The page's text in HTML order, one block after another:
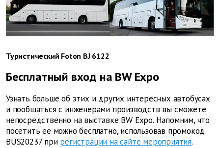
Туристический Foton BJ 6122
Бесплатный вход на BW Expo
Узнать больше об этих и других интересных автобусах
и пообщаться с инженерами производств вы сможете
непосредственно на выставке BW Expo. Напомним, что
посетить ее можно бесплатно, использовав промокод
BUS20237 при регистрации на сайте мероприятия.